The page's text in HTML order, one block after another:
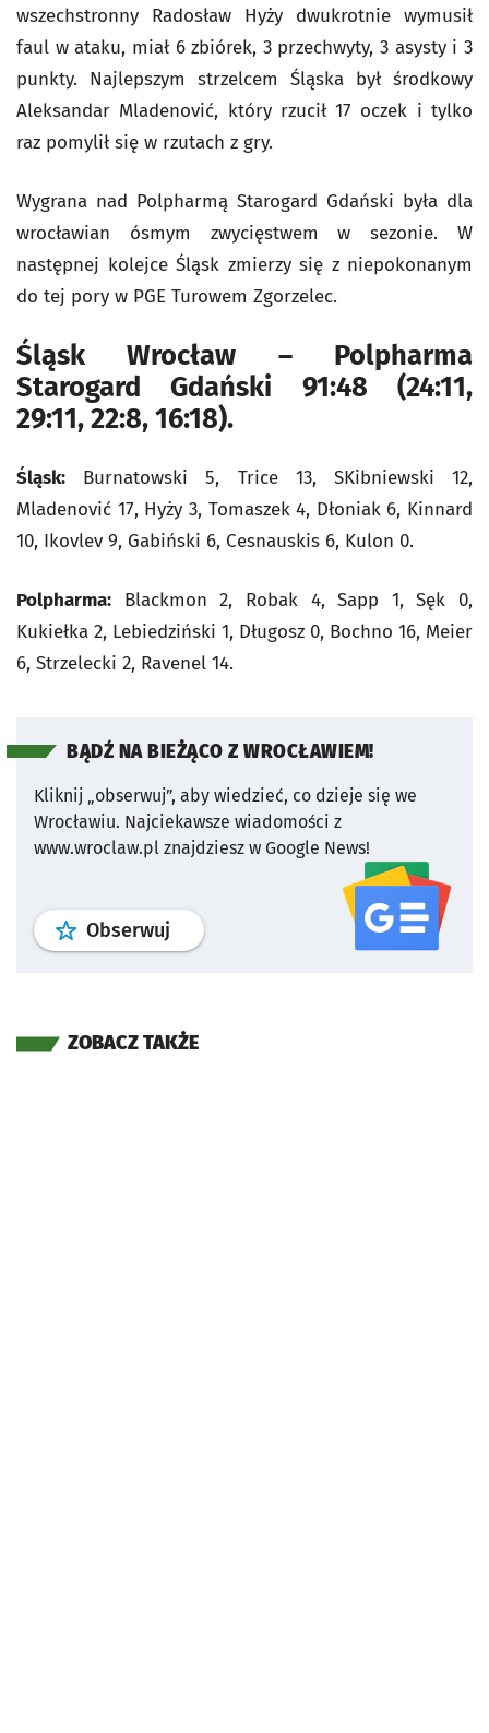
wszechstronny Radosław Hyży dwukrotnie wymusił
faul w ataku, miał 6 zbiórek, 3 przechwyty, 3 asysty i 3
punkty. Najlepszym strzelcem Śląska był środkowy
Aleksandar Mladenović, który rzucił 17 oczek i tylko
raz pomylił się w rzutach z gry.
Wygrana nad Polpharmą Starogard Gdański była dla
wrocławian ósmym zwycięstwem w sezonie. W
następnej kolejce Śląsk zmierzy się z niepokonanym
do tej pory w PGE Turowem Zgorzelec.
Śląsk Wrocław – Polpharma
Starogard Gdański 91:48 (24:11,
29:11, 22:8, 16:18).
Śląsk: Burnatowski 5, Trice 13, SKibniewski 12,
Mladenović 17, Hyży 3, Tomaszek 4, Dłoniak 6, Kinnard
10, Ikovlev 9, Gabiński 6, Cesnauskis 6, Kulon 0.
Polpharma: Blackmon 2, Robak 4, Sapp 1, Sęk 0,
Kukiełka 2, Lebiedziński 1, Długosz 0, Bochno 16, Meier
6, Strzelecki 2, Ravenel 14.
BĄDŹ NA BIEŻĄCO Z WROCŁAWIEM!
Kliknij „obserwuj”, aby wiedzieć, co dzieje się we
Wrocławiu. Najciekawsze wiadomości z
www.wroclaw.pl znajdziesz w Google News!
Obserwuj profil serwisu
ZOBACZ TAKŻE